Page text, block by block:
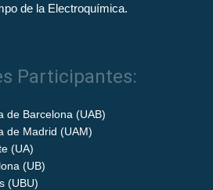
de la Electroquímica.
Participantes:
de Barcelona (UAB)
de Madrid (UAM)
(UA)
(UB)
(UBU)